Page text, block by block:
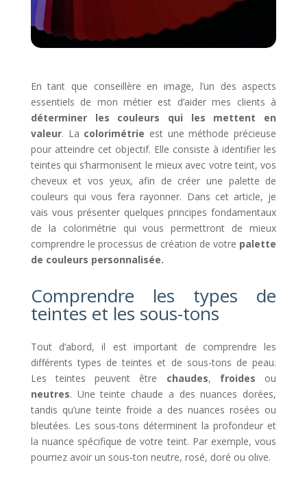
En tant que conseillère en image, l’un des aspects
essentiels de mon métier est d’aider mes clients à
déterminer les couleurs qui les mettent en
valeur. La colorimétrie est une méthode précieuse
pour atteindre cet objectif. Elle consiste à identifier les
teintes qui s’harmonisent le mieux avec votre teint, vos
cheveux et vos yeux, afin de créer une palette de
couleurs qui vous fera rayonner. Dans cet article, je
vais vous présenter quelques principes fondamentaux
de la colorimétrie qui vous permettront de mieux
comprendre le processus de création de votre palette
de couleurs personnalisée.
Comprendre les types de
teintes et les sous-tons
Tout d’abord, il est important de comprendre les
différents types de teintes et de sous-tons de peau.
Les teintes peuvent être chaudes, froides ou
neutres. Une teinte chaude a des nuances dorées,
tandis qu’une teinte froide a des nuances rosées ou
bleutées. Les sous-tons déterminent la profondeur et
la nuance spécifique de votre teint. Par exemple, vous
pourriez avoir un sous-ton neutre, rosé, doré ou olive.